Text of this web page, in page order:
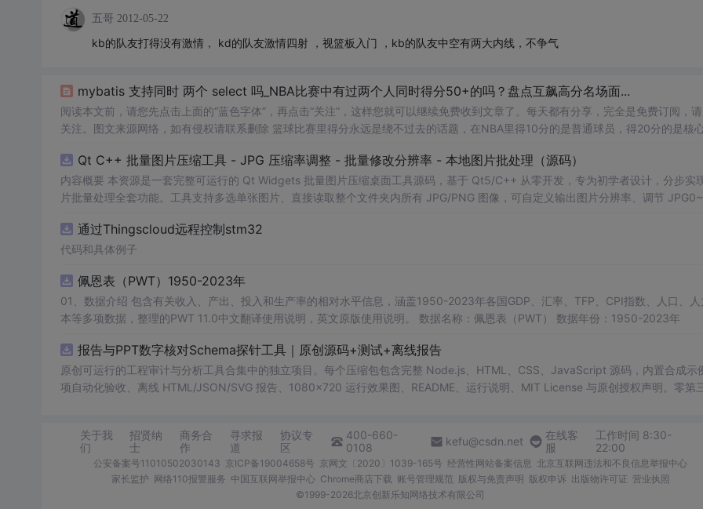
五哥 2012-05-22
kb的队友打得没有激情， kd的队友激情四射 ，视篮板入门 ，kb的队友中空有两大内线，不争气
mybatis 支持同时 两个 select 吗_NBA比赛中有过两个人同时得分50+的吗？盘点互飙高分名场面...
阅读本文前，请您先点击上面的“蓝色字体”，再点击“关注”，这样您就可以继续免费收到文章了。每天都有分享，完全是免费订阅，
关注。图文来源网络，如有侵权请联系删除 篮球比赛里得分永远是绕不过去的话题，在NBA里得10分的是普通球员，得20分的是核心球
Qt C++ 批量图片压缩工具 - JPG 压缩率调整 - 批量修改分辨率 - 本地图片批处理（源码）
内容概要 本资源是一套完整可运行的 Qt Widgets 批量图片压缩桌面工具源码，基于 Qt5/C++ 从零开发，专为初学者设计，分步实
片批量处理全套功能。工具支持多选单张图片、直接读取整个文件夹内所有 JPG/PNG 图像，可自定义输出图片分辨率、调节
示压缩效果。 适用人群 Qt/C++ 零基础初学者，学习 QImage 图像绘图、文件目录遍历、UI 交互开发； 需要本地批量处理图片的办
设计、自媒体从业者； 想要学习图片缩放、JPG 压缩、本地文件 IO、进度条交互的开发学习者。 使用场景 自媒体批量压缩配图，
QImage 缩放保存、QSlider 参数联动、批量循环界面防卡顿、文件大小格式化转换全套 Qt 图像开发实战案例。 工具核心功能清单
式导入图片：手动多选单张图片 / 一键读取整个文件夹全部图片； 自定义输出宽高分辨率，支持锁定原始宽高比，避免图片拉伸变形
块调节 JPG 压缩质量 0~100，平衡图片清晰度与文件占用大小； 自定义输出保存目录，批量生成压缩后的图片文件； 实时进度条
数、成功数量、单张大小对比、整体压缩节省空间比例； 完整模块化代码，功能拆分清晰，每段代码附带详细注释，新手可分步拆解
习。 其他说明 开发环境：Qt Creator + Qt5.15 MSVC，Windows 平台可直接编译运行； 源码结构清晰，功能
通过Thingscloud远程控制stm32
代码和具体例子
佩恩表（PWT）1950-2023年
01、数据介绍 包含有关收入、产出、投入和生产率的相对水平信息，涵盖1950-2023年各国GDP、汇率、TFP、CPI指数、人口、人力资
本等多项数据，整理的PWT 11.0中文翻译使用说明，英文原版使用说明。 数据名称：佩恩表（PWT） 数据年份：1950-2023年
报告与PPT数字核对Schema探针工具｜原创源码+测试+离线报告
原创可运行的工程审计与分析工具合集中的独立项目。每个压缩包包含完整 Node.js、HTML、CSS、JavaScript 源码，内置合成示
项自动化验收、离线 HTML/JSON/SVG 报告、1080×720 运行效果图、README、运行说明、MIT License 与原创授权声明。零第
关于我
们
招贤纳
士
商务合
作
寻求报
道
协议专
区
400-660-
0108
kefu@csdn.net
在线客
服
工作时间 8:30-
22:00
公安备案号11010502030143 京ICP备19004658号 京网文〔2020〕1039-165号 经营性网站备案信息 北京互联网违法和不良信息举报中心
家长监护 网络110报警服务 中国互联网举报中心 Chrome商店下载 账号管理规范 版权与免责声明 版权申诉 出版物许可证 营业执照
©1999-2026北京创新乐知网络技术有限公司